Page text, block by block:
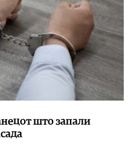
што запали